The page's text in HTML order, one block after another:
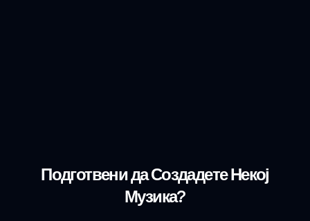
Подготвени да Создадете Некој
Музика?